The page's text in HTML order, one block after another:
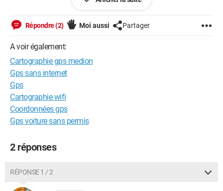
4.1.A-28830
Merci de votre aide.
Bien cordialement,
Windows / Firefox 137.0
Bien cordialement.
Répondre (2) Moi aussi Partager
A voir également:
Cartographie gps medion
Gps sans internet
Gps
Cartographie wifi
Coordonnées gps
Gps voiture sans permis
2 réponses
RÉPONSE 1 / 2